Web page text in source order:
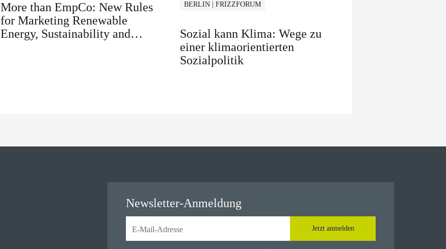
More than EmpCo: New Rules
for Marketing Renewable
Energy, Sustainability and
BERLIN | FRIZZFORUM
Sozial kann Klima: Wege zu
einer klimaorientierten
Sozialpolitik
Newsletter-Anmeldung
Jetzt anmelden